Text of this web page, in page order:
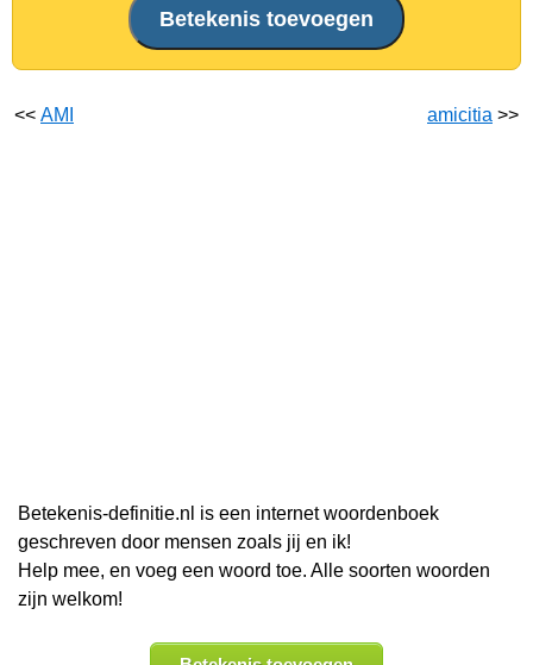
<< AMI amicitia >>
Betekenis-definitie.nl is een internet woordenboek
geschreven door mensen zoals jij en ik!
Help mee, en voeg een woord toe. Alle soorten woorden
zijn welkom!